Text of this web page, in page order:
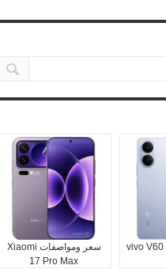
سعر ومواصفات vivo V60
سعر ومواصفات Xiaomi
17 Pro Max